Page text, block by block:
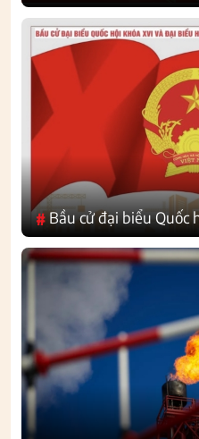
#Bầu cử đại biểu Quốc